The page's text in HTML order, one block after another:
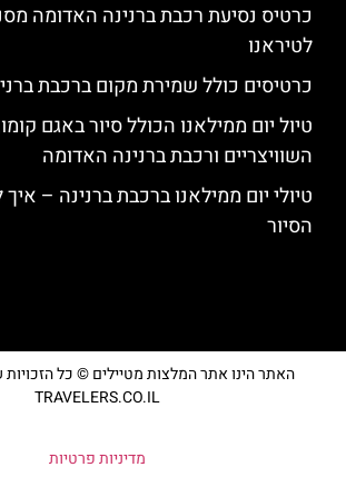
כרטיס נסיעת רכבת ברנינה האדומה
לטיראנו
כרטיסים כולל שמירת מקום ברכבת
טיול יום ממילאנו הכולל סיור באגם
השוויצריים ורכבת ברנינה האדומה
טיולי יום ממילאנו ברכבת ברנינה –
הסיור
האתר הינו אתר המלצות מטיילים © כל הזכויות
TRAVELERS.CO.IL
מדיניות פרטיות